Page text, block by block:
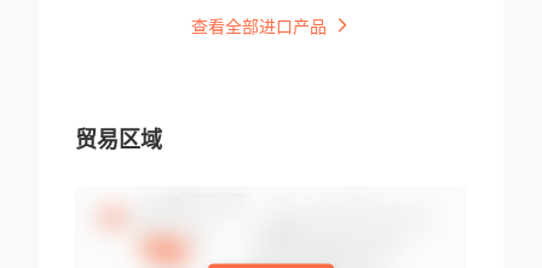
查看全部进口产品
贸易区域